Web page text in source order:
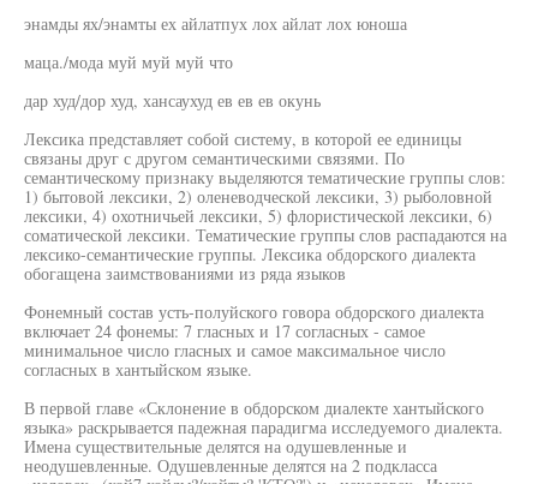
энамды ях/энамты ех айлатпух лох айлат лох юноша
маца./мода муй муй муй что
дар худ/дор худ, хансаухуд ев ев ев окунь
Лексика представляет собой систему, в которой ее единицы
связаны друг с другом семантическими связями. По
семантическому признаку выделяются тематические группы слов:
1) бытовой лексики, 2) оленеводческой лексики, 3) рыболовной
лексики, 4) охотничьей лексики, 5) флористической лексики, 6)
соматической лексики. Тематические группы слов распадаются на
лексико-семантические группы. Лексика обдорского диалекта
обогащена заимствованиями из ряда языков
Фонемный состав усть-полуйского говора обдорского диалекта
включает 24 фонемы: 7 гласных и 17 согласных - самое
минимальное число гласных и самое максимальное число
согласных в хантыйском языке.
В первой главе «Склонение в обдорском диалекте хантыйского
языка» раскрывается падежная парадигма исследуемого диалекта.
Имена существительные делятся на одушевленные и
неодушевленные. Одушевленные делятся на 2 подкласса